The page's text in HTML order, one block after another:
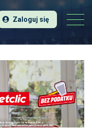
Zaloguj się